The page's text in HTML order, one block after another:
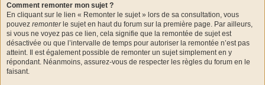
Comment remonter mon sujet ?
En cliquant sur le lien « Remonter le sujet » lors de sa consultation, vous
pouvez remonterle sujet en haut du forum sur la première page. Par ailleurs,
si vous ne voyez pas ce lien, cela signifie que la remontée de sujet est
désactivée ou que l’intervalle de temps pour autoriser la remontée n’est pas
atteint. Il est également possible de remonter un sujet simplement en y
répondant. Néanmoins, assurez-vous de respecter les règles du forum en le
faisant.